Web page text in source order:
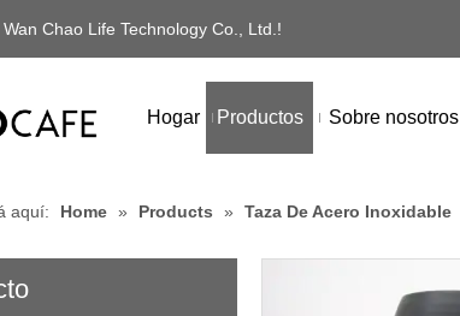
Chao Life Technology Co., Ltd.!
Hogar Productos Sobre nosotros
aquí: Home » Products » Taza De Acero Inoxidable